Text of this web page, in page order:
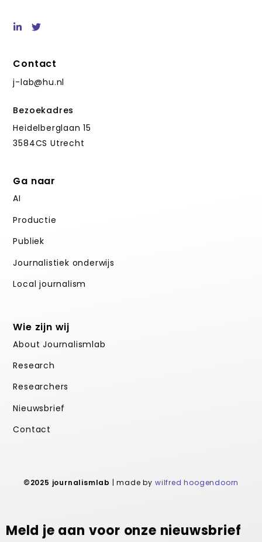
Contact
j-lab@hu.nl
Bezoekadres
Heidelberglaan 15
3584CS Utrecht
Ga naar
AI
Productie
Publiek
Journalistiek onderwijs
Local journalism
Wie zijn wij
About Journalismlab
Research
Researchers
Nieuwsbrief
Contact
©2025 journalismlab | made by wilfred hoogendoorn
Meld je aan voor onze nieuwsbrief